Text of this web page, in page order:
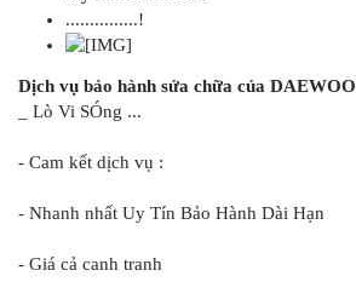
...............!
Dịch vụ bảo hành sửa chữa của DAEWOO
_ Lò Vi SÓng ...
- Cam kết dịch vụ :
- Nhanh nhất Uy Tín Bảo Hành Dài Hạn
- Giá cả canh tranh